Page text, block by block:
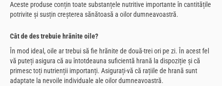
Aceste produse conțin toate substanțele nutritive importante în cantitățile
potrivite și susțin creșterea sănătoasă a oilor dumneavoastră.
Cât de des trebuie hrănite oile?
În mod ideal, oile ar trebui să fie hrănite de două-trei ori pe zi. În acest fel
vă puteți asigura că au întotdeauna suficientă hrană la dispoziție și că
primesc toți nutrienții importanți. Asigurați-vă că rațiile de hrană sunt
adaptate la nevoile individuale ale oilor dumneavoastră.